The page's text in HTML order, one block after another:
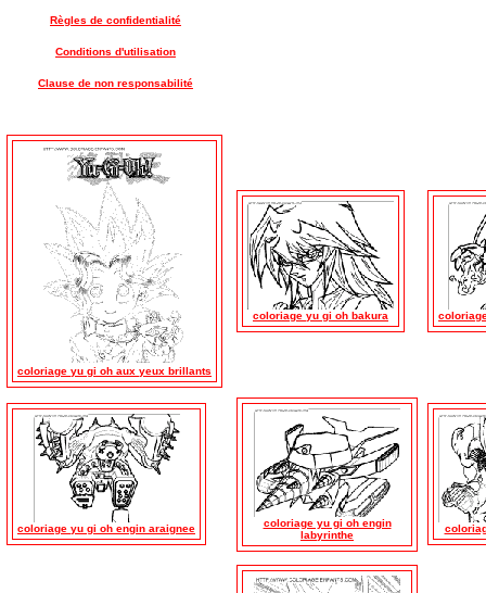
Règles de confidentialité
Conditions d'utilisation
Clause de non responsabilité
coloriage yu gi oh aux yeux brillants
coloriage yu gi oh bakura
coloriage yu gi oh engin araignee
coloriage yu gi oh engin
labyrinthe